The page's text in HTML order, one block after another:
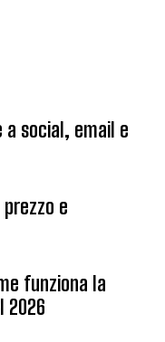
a social, email e
e
funziona la
2026